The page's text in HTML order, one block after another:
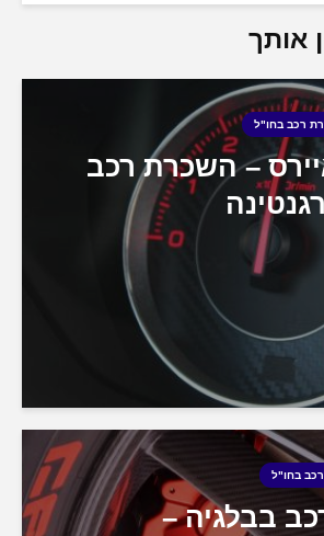
אותך
רכב בחו"ל
– השכרת רכב
בחו"ל
בבלגיה –